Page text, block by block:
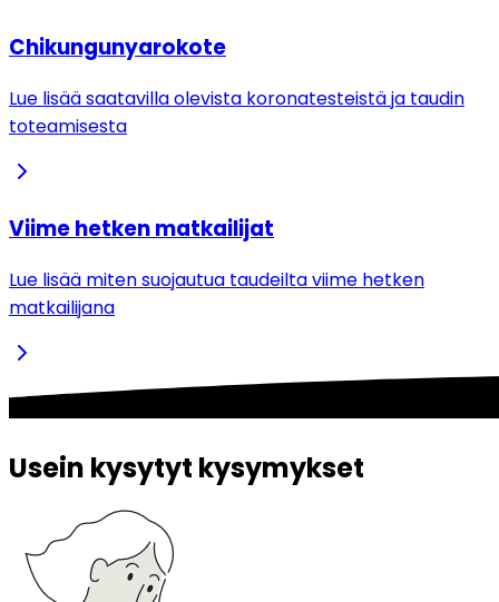
Chikungunyarokote
Lue lisää saatavilla olevista koronatesteistä ja taudin
toteamisesta
Viime hetken matkailijat
Lue lisää miten suojautua taudeilta viime hetken
matkailijana
Usein kysytyt kysymykset